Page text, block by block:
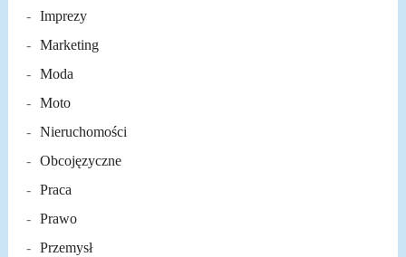
Imprezy
Marketing
Moda
Moto
Nieruchomości
Obcojęzyczne
Praca
Prawo
Przemysł